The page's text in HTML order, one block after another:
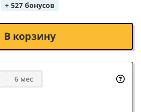
+ 527 бонусов
В корзину
6 мес